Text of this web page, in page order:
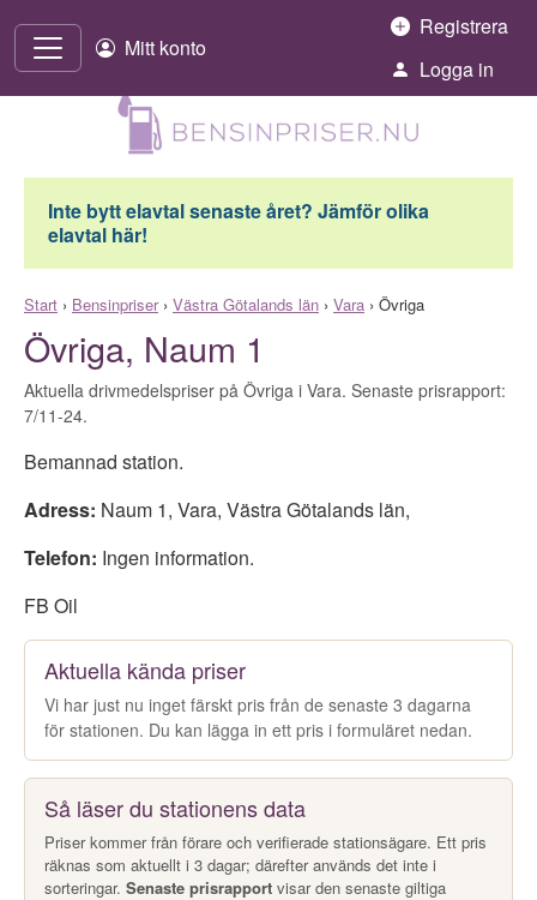
Mitt konto
Registrera
Logga in
Inte bytt elavtal senaste året? Jämför olika
elavtal här!
Start › Bensinpriser› Västra Götalands län › Vara › Övriga
Övriga, Naum 1
Aktuella drivmedelspriser på Övriga i Vara. Senaste prisrapport:
7/11-24.
Bemannad station.
Adress: Naum 1, Vara, Västra Götalands län,
Telefon: Ingen information.
FB Oil
Aktuella kända priser
Vi har just nu inget färskt pris från de senaste 3 dagarna
för stationen. Du kan lägga in ett pris i formuläret nedan.
Så läser du stationens data
Priser kommer från förare och verifierade stationsägare. Ett pris
räknas som aktuellt i 3 dagar; därefter används det inte i
sorteringar. Senaste prisrapport visar den senaste giltiga